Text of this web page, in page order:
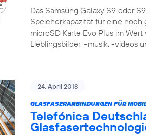
Das Samsung Galaxy S9 oder
Speicherkapazität für eine noch
microSD Karte Evo Plus im Wert
Lieblingsbilder, -musik, -videos
24. April 2018
GLASFASERANBINDUNGEN FÜR
Telefónica